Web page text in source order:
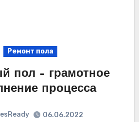
Ремонт пола
пол – грамотное
процесса
06.06.2022